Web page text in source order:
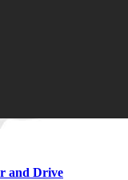
and Drive